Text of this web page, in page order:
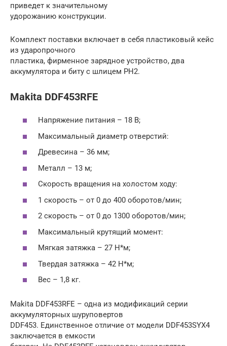
приведет к значительному
удорожанию конструкции.
Комплект поставки включает в себя пластиковый кейс
из ударопрочного
пластика, фирменное зарядное устройство, два
аккумулятора и биту с шлицем PH2.
Makita DDF453RFE
Напряжение питания – 18 В;
Максимальный диаметр отверстий:
Древесина – 36 мм;
Металл – 13 м;
Скорость вращения на холостом ходу:
1 скорость – от 0 до 400 оборотов/мин;
2 скорость – от 0 до 1300 оборотов/мин;
Максимальный крутящий момент:
Мягкая затяжка – 27 Н*м;
Твердая затяжка – 42 Н*м;
Вес – 1,8 кг.
Makita DDF453RFE – одна из модификаций серии
аккумуляторных шуруповертов
DDF453. Единственное отличие от модели DDF453SYX4
заключается в емкости